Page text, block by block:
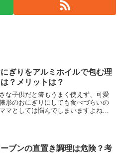
ぎりをアルミホイルで包む理
？メリットは？
な子供だと箸もうまく使えず、可愛
形のおにぎりにしても食べづらいの
マとしては悩んでしまいますよね。
ブンの直置き調理は危険？考